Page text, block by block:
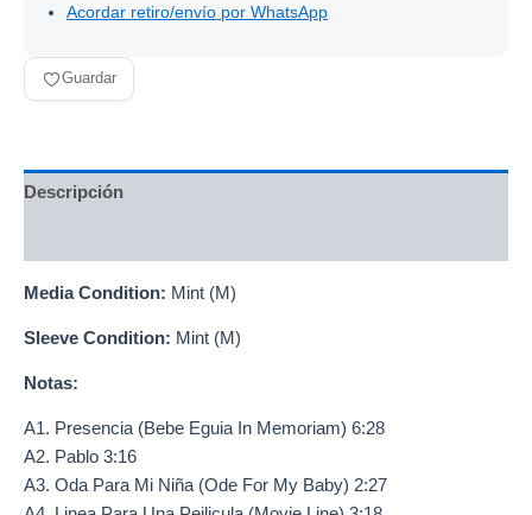
Acordar retiro/envío por WhatsApp
Guardar
Descripción
Media Condition: Mint (M)
Sleeve Condition: Mint (M)
Notas:
A1. Presencia (Bebe Eguia In Memoriam) 6:28
A2. Pablo 3:16
A3. Oda Para Mi Niña (Ode For My Baby) 2:27